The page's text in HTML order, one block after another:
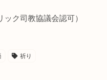
ク司教協議会認可）
祈り